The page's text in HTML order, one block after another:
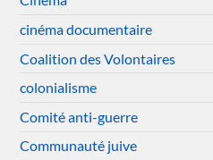
cinéma documentaire
Coalition des Volontaires
colonialisme
Comité anti-guerre
Communauté juive